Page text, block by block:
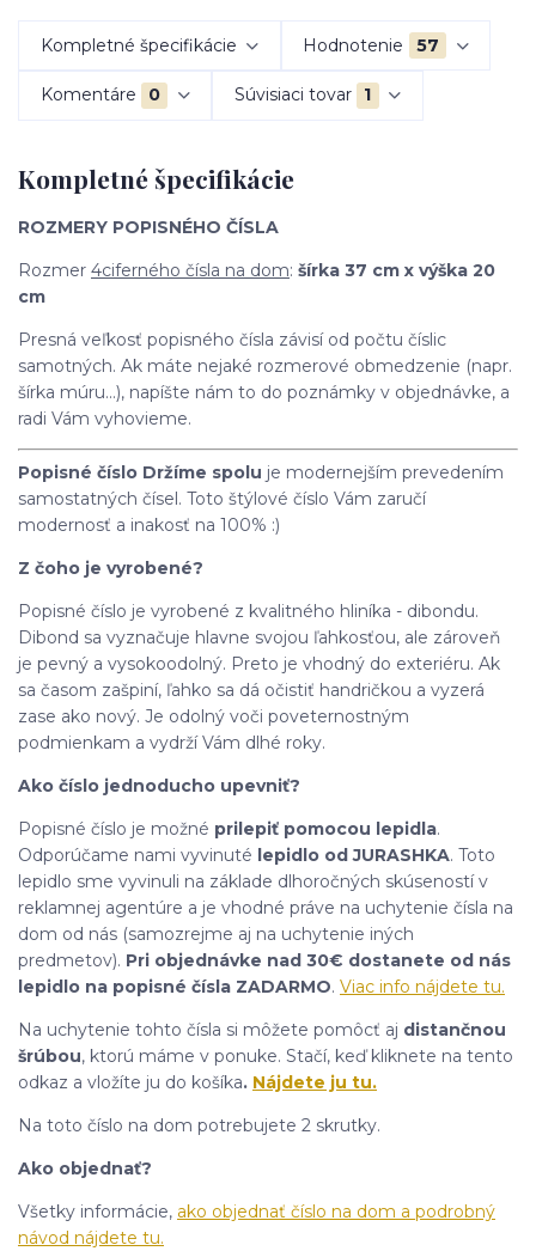
Kompletné špecifikácie Hodnotenie 57
Komentáre 0 Súvisiaci tovar 1
Kompletné špecifikácie
ROZMERY POPISNÉHO ČÍSLA
Rozmer 4ciferného čísla na dom: šírka 37 cm x výška 20
cm
Presná veľkosť popisného čísla závisí od počtu číslic
samotných. Ak máte nejaké rozmerové obmedzenie (napr.
šírka múru...), napíšte nám to do poznámky v objednávke, a
radi Vám vyhovieme.
Popisné číslo Držíme spolu je modernejším prevedením
samostatných čísel. Toto štýlové číslo Vám zaručí
modernosť a inakosť na 100% :)
Z čoho je vyrobené?
Popisné číslo je vyrobené z kvalitného hliníka - dibondu.
Dibond sa vyznačuje hlavne svojou ľahkosťou, ale zároveň
je pevný a vysokoodolný. Preto je vhodný do exteriéru. Ak
sa časom zašpiní, ľahko sa dá očistiť handričkou a vyzerá
zase ako nový. Je odolný voči poveternostným
podmienkam a vydrží Vám dlhé roky.
Ako číslo jednoducho upevniť?
Popisné číslo je možné prilepiť pomocou lepidla.
Odporúčame nami vyvinuté lepidlo od JURASHKA. Toto
lepidlo sme vyvinuli na základe dlhoročných skúseností v
reklamnej agentúre a je vhodné práve na uchytenie čísla na
dom od nás (samozrejme aj na uchytenie iných
predmetov). Pri objednávke nad 30€ dostanete od nás
lepidlo na popisné čísla ZADARMO. Viac info nájdete tu.
Na uchytenie tohto čísla si môžete pomôcť aj distančnou
šrúbou, ktorú máme v ponuke. Stačí, keď kliknete na tento
odkaz a vložíte ju do košíka. Nájdete ju tu.
Na toto číslo na dom potrebujete 2 skrutky.
Ako objednať?
Všetky informácie, ako objednať číslo na dom a podrobný
návod nájdete tu.